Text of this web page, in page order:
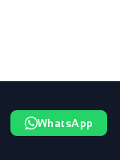
WhatsApp